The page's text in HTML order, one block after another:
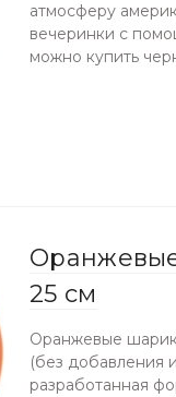
атмосферу
вечеринки с
можно купить
25 см
Оранжевые
(без добавления
разработанная